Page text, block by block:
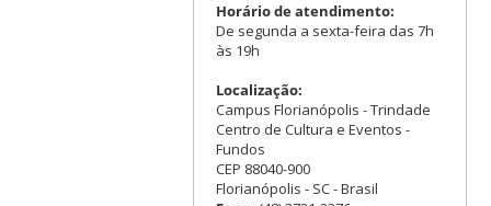
Horário de atendimento:
De segunda a sexta-feira das 7h
às 19h
Localização:
Campus Florianópolis - Trindade
Centro de Cultura e Eventos -
Fundos
CEP 88040-900
Florianópolis - SC - Brasil